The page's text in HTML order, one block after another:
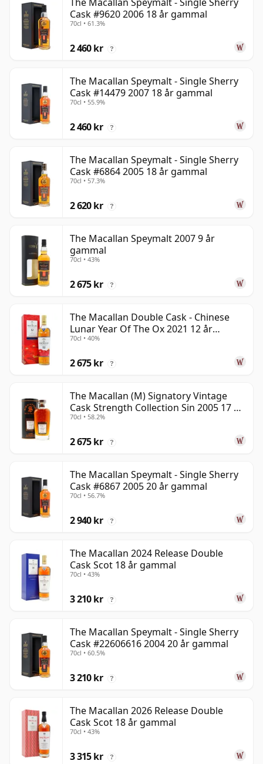
Cask #9620 2006 18 år gammal
70cl • 61.3%
2 460 kr ?
The Macallan Speymalt - Single Sherry
Cask #14479 2007 18 år gammal
70cl • 55.9%
2 460 kr ?
The Macallan Speymalt - Single Sherry
Cask #6864 2005 18 år gammal
70cl • 57.3%
2 620 kr ?
The Macallan Speymalt 2007 9 år
gammal
70cl • 43%
2 675 kr ?
The Macallan Double Cask - Chinese
Lunar Year Of The Ox 2021 12 år
gammal
70cl • 40%
2 675 kr ?
The Macallan (M) Signatory Vintage
Cask Strength Collection Sin 2005 17 år
gammal
70cl • 58.2%
2 675 kr ?
The Macallan Speymalt - Single Sherry
Cask #6867 2005 20 år gammal
70cl • 56.7%
2 940 kr ?
The Macallan 2024 Release Double
Cask Scot 18 år gammal
70cl • 43%
3 210 kr ?
The Macallan Speymalt - Single Sherry
Cask #22606616 2004 20 år gammal
70cl • 60.5%
3 210 kr ?
The Macallan 2026 Release Double
Cask Scot 18 år gammal
70cl • 43%
3 315 kr ?